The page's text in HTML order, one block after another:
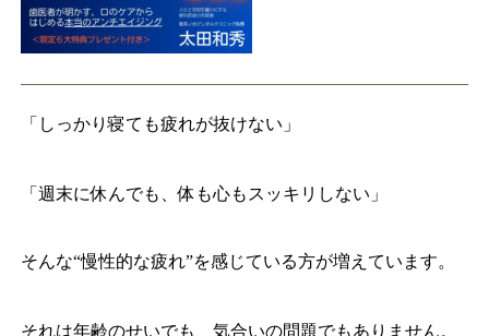
「しっかり寝ても疲れが抜けない」
「週末に休んでも、体も心もスッキリしない」
そんな“慢性的な疲れ”を感じている方が増えています。
それは年齢のせいでも、気合いの問題でもありません。